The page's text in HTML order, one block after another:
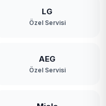
LG
Özel Servisi
AEG
Özel Servisi